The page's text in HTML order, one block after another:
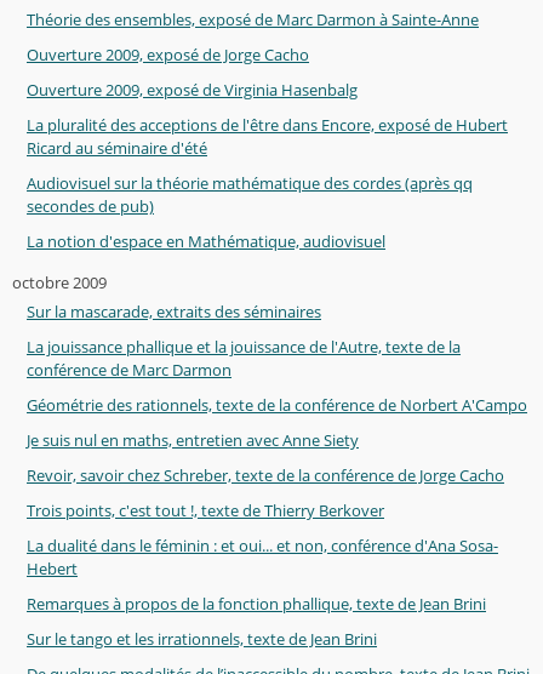
Théorie des ensembles, exposé de Marc Darmon à Sainte-Anne
Ouverture 2009, exposé de Jorge Cacho
Ouverture 2009, exposé de Virginia Hasenbalg
La pluralité des acceptions de l'être dans Encore, exposé de Hubert
Ricard au séminaire d'été
Audiovisuel sur la théorie mathématique des cordes (après qq
secondes de pub)
La notion d'espace en Mathématique, audiovisuel
octobre 2009
Sur la mascarade, extraits des séminaires
La jouissance phallique et la jouissance de l'Autre, texte de la
conférence de Marc Darmon
Géométrie des rationnels, texte de la conférence de Norbert A'Campo
Je suis nul en maths, entretien avec Anne Siety
Revoir, savoir chez Schreber, texte de la conférence de Jorge Cacho
Trois points, c'est tout !, texte de Thierry Berkover
La dualité dans le féminin : et oui... et non, conférence d'Ana Sosa-
Hebert
Remarques à propos de la fonction phallique, texte de Jean Brini
Sur le tango et les irrationnels, texte de Jean Brini